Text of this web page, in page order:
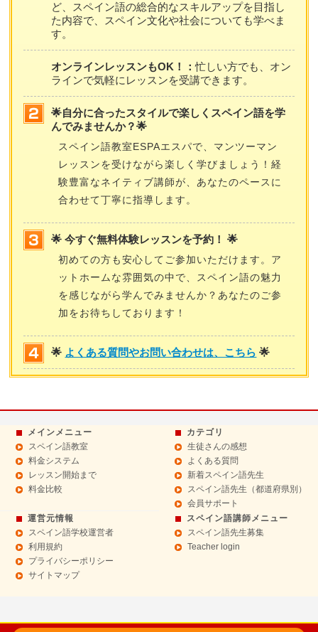
ど、スペイン語の総合的なスキルアップを目指し
た内容で、スペイン文化や社会についても学べま
す。
オンラインレッスンもOK！：忙しい方でも、オン
ラインで気軽にレッスンを受講できます。
🌟自分に合ったスタイルで楽しくスペイン語を学
んでみませんか？🌟
スペイン語教室ESPAエスパで、マンツーマン
レッスンを受けながら楽しく学びましょう！経
験豊富なネイティブ講師が、あなたのペースに
合わせて丁寧に指導します。
🌟 今すぐ無料体験レッスンを予約！ 🌟
初めての方も安心してご参加いただけます。ア
ットホームな雰囲気の中で、スペイン語の魅力
を感じながら学んでみませんか？あなたのご参
加をお待ちしております！
🌟 よくある質問やお問い合わせは、こちら 🌟
メインメニュー
スペイン語教室
料金システム
レッスン開始まで
料金比較
カテゴリ
生徒さんの感想
よくある質問
新着スペイン語先生
スペイン語先生（都道府県別）
会員サポート
運営元情報
スペイン語学校運営者
利用規約
プライバシーポリシー
サイトマップ
スペイン語講師メニュー
スペイン語先生募集
Teacher login